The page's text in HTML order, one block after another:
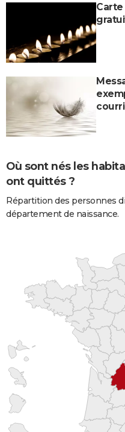
Où sont nés les
ont quittés ?
Répartition des personnes
département de naissance.